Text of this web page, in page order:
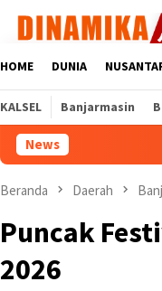
HOME DUNIA
KALSEL Banjarmasin
News
Beranda Daerah
Puncak
2026